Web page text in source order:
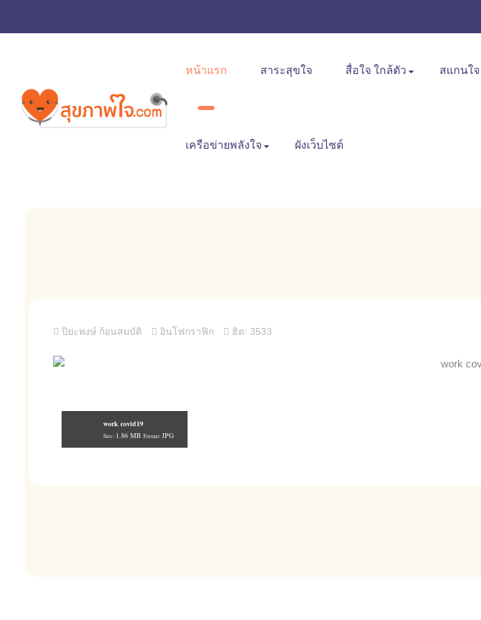
หน้าแรก สาระสุขใจ สื่อใจ ใกล้ตัว สแกนใจ
เครือข่ายพลังใจ ผังเว็บไซต์
ปิยะพงษ์ ก้อนสมบัติ อินโฟกราฟิก ฮิต: 3533
work covid19
Size: 1.86 MB Format: JPG